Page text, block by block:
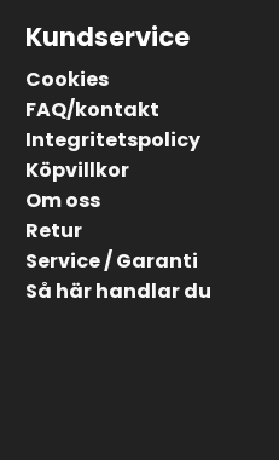
Kundservice
Cookies
FAQ/kontakt
Integritetspolicy
Köpvillkor
Om oss
Retur
Service / Garanti
Så här handlar du